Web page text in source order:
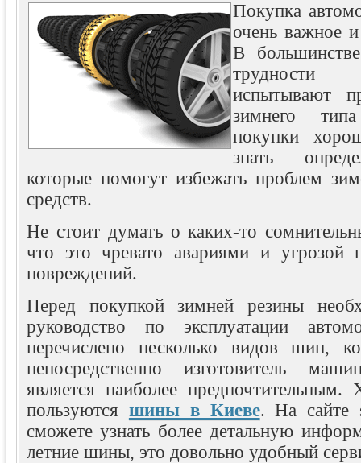
Покупка
очень важное и
В
трудности
испытывают
зимнего
покупки
знать
которые помогут избежать проблем
средств.
Не стоит думать о каких-то
что это чревато авариями и угрозой
повреждений.
Перед покупкой зимней резины
руководство по эксплуатации
перечислено несколько видов шин,
непосредственно изготовитель
является наиболее
пользуются шины в Киеве. На сайте
сможете узнать более детальную
летние шины, это довольно удобный